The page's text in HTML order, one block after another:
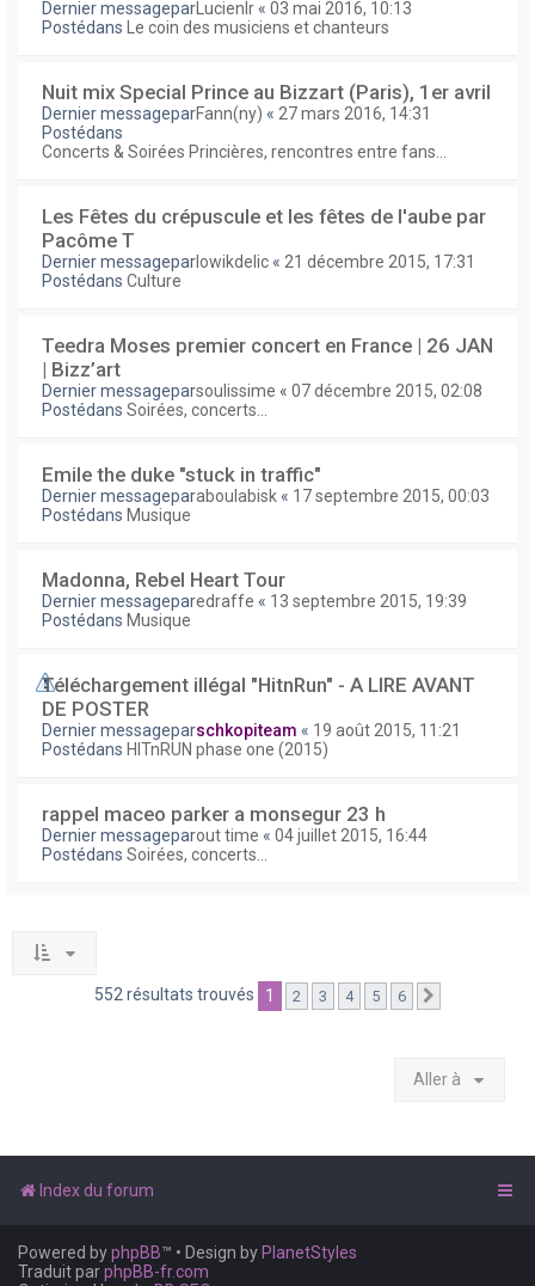
Dernier messagepar Lucienlr « 03 mai 2016, 10:13
Postédans
Le coin des musiciens et chanteurs
Nuit mix Special Prince au Bizzart (Paris), 1er avril
Dernier messageparFann(ny) « 27 mars 2016, 14:31
Postédans
Concerts & Soirées Princières, rencontres entre fans...
Les Fêtes du crépuscule et les fêtes de l'aube par
Pacôme T
Dernier messageparlowikdelic « 21 décembre 2015, 17:31
Postédans Culture
Teedra Moses premier concert en France | 26 JAN
| Bizz’art
Dernier messageparsoulissime « 07 décembre 2015, 02:08
Postédans Soirées, concerts...
Emile the duke "stuck in traffic"
Dernier messageparaboulabisk « 17 septembre 2015, 00:03
Postédans Musique
Madonna, Rebel Heart Tour
Dernier messageparedraffe « 13 septembre 2015, 19:39
Postédans Musique
Téléchargement illégal "HitnRun" - A LIRE AVANT
DE POSTER
Dernier messageparschkopiteam « 19 août 2015, 11:21
Postédans HITnRUN phase one (2015)
rappel maceo parker a monsegur 23 h
Dernier messageparout time « 04 juillet 2015, 16:44
Postédans Soirées, concerts...
552 résultats trouvés 1 2 3 4 5 6
Aller à
Index du forum
Powered byphpBB™ • Design by PlanetStyles
Traduit parphpBB-fr.com